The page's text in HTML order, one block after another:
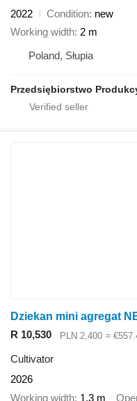
2022
Condition new
Working width 2 m
Poland, Słupia
Dziekan mini agregat
R 10,530
PLN 2,400 ≈
Cultivator
2026
Working width 1.3 m